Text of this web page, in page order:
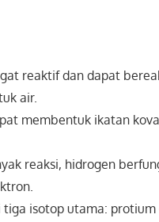
reaktif dan dapat
air.
membentuk ikatan
reaksi, hidrogen
isotop utama: protium